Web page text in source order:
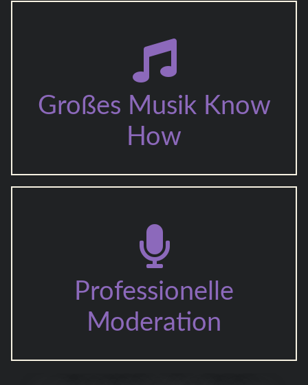
Großes Musik Know
How
Professionelle
Moderation